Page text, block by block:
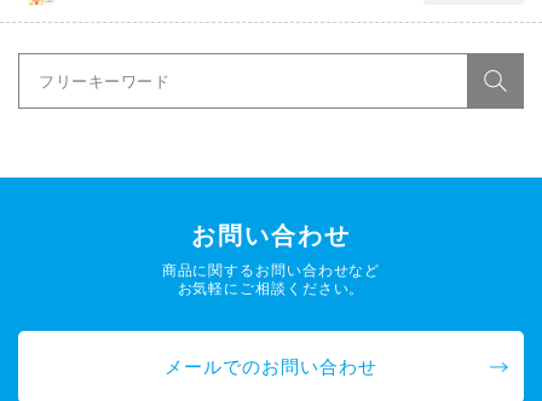
お問い合わせ
商品に関するお問い合わせなど
お気軽にご相談ください。
メールでのお問い合わせ